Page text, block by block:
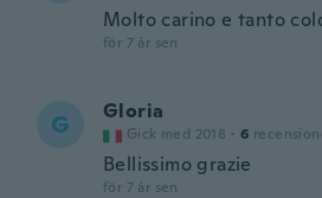
Molto carino e tanto
för 7 år sen
G Gloria
Gick med 2018 · 6
Bellissimo grazie
för 7 år sen